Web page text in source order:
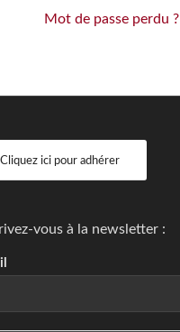
Mot de passe perdu ?
Cliquez ici pour adhérer
vous à la newsletter :